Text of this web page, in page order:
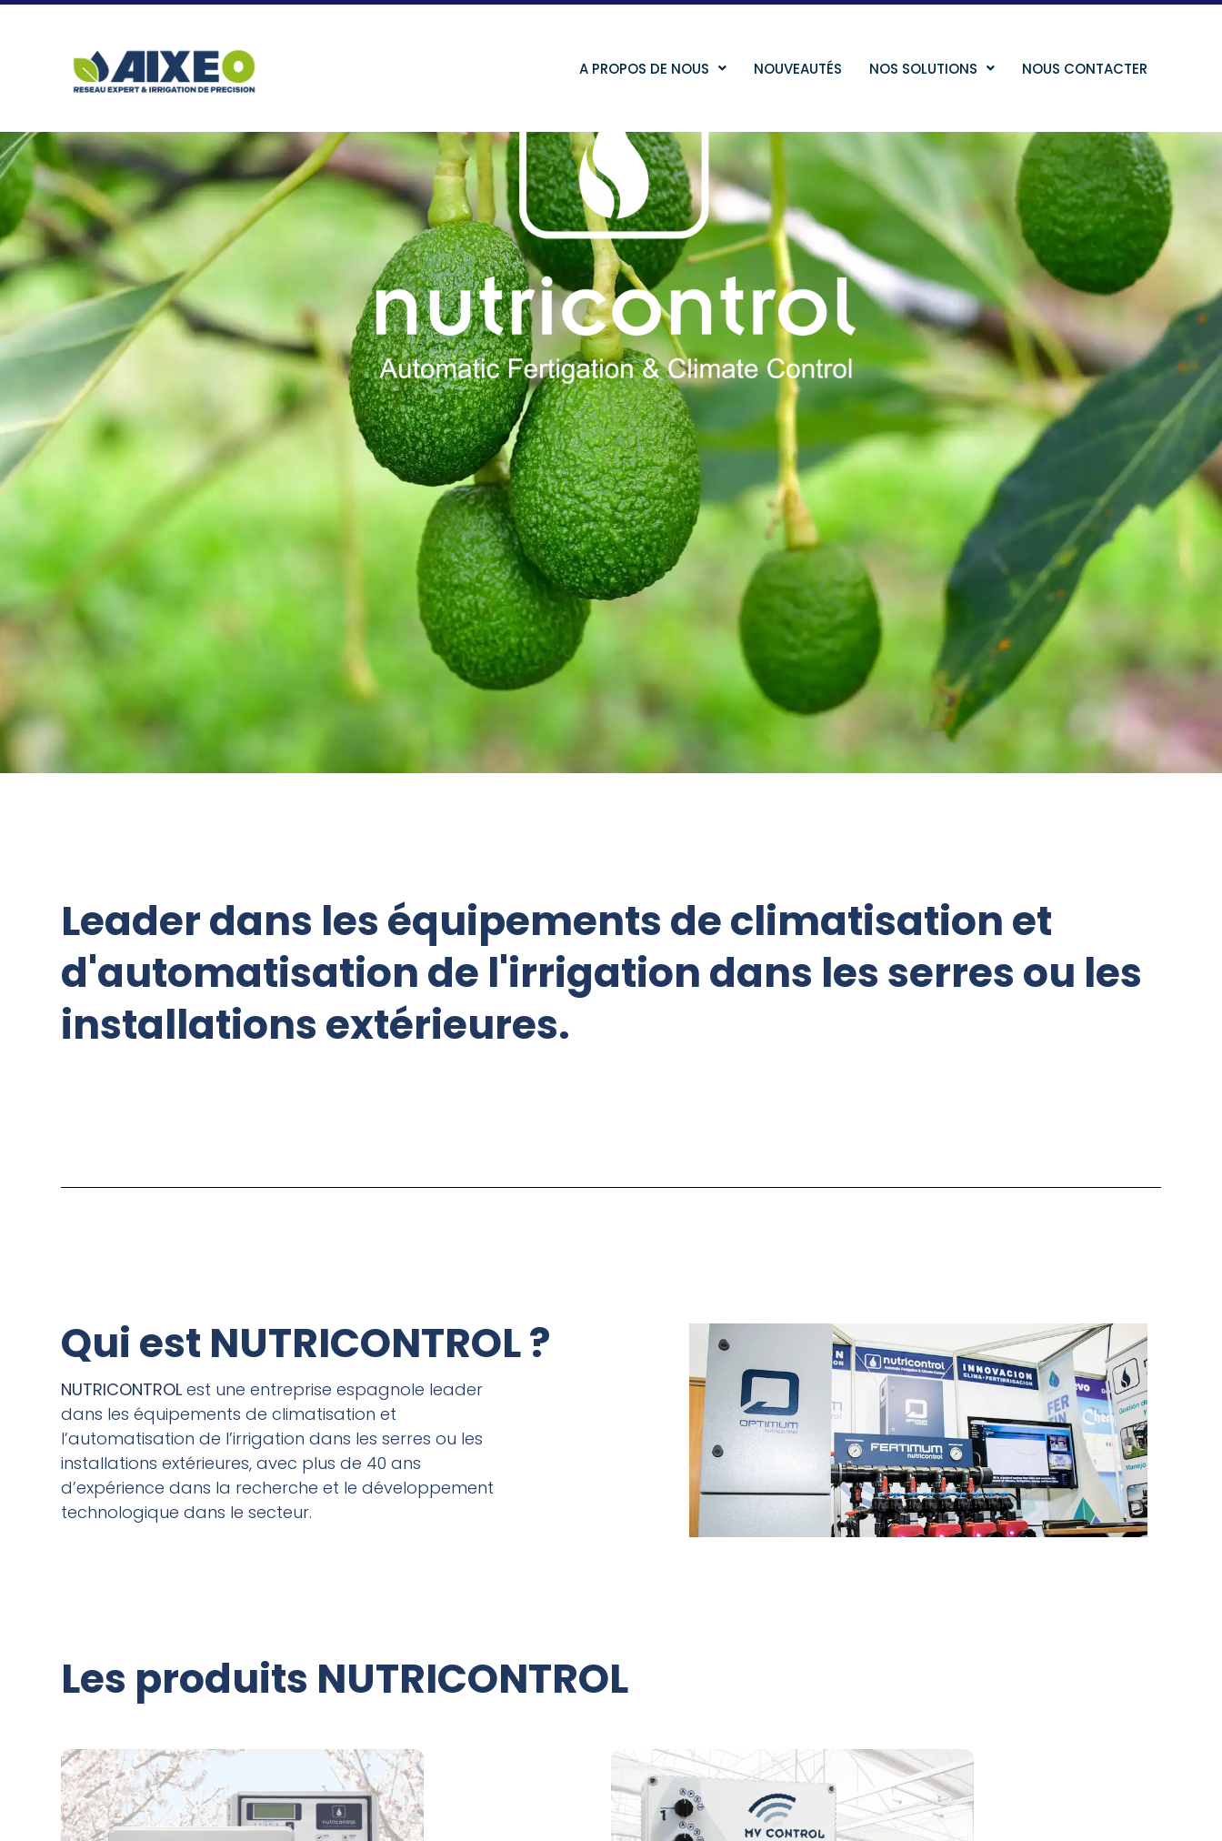
A PROPOS DE NOUS NOUVEAUTÉS NOS SOLUTIONS NOUS CONTACTER
Leader dans les équipements de climatisation et
d'automatisation de l'irrigation dans les serres ou les
installations extérieures.
Qui est NUTRICONTROL ?
NUTRICONTROL est une entreprise espagnole leader
dans les équipements de climatisation et
l’automatisation de l’irrigation dans les serres ou les
installations extérieures, avec plus de 40 ans
d’expérience dans la recherche et le développement
technologique dans le secteur.
Les produits NUTRICONTROL